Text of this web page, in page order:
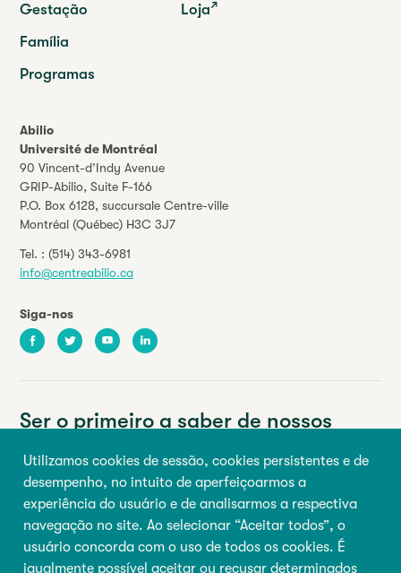
Utilizamos cookies de sessão, cookies persistentes e de
desempenho, no intuito de aperfeiçoarmos a
experiência do usuário e de analisarmos a respectiva
navegação no site. Ao selecionar “Aceitar todos”, o
usuário concorda com o uso de todos os cookies. É
igualmente possível aceitar ou recusar determinados
Abilio
Université de Montréal
90 Vincent-d’Indy Avenue
GRIP-Abilio, Suite F-166
P.O. Box 6128, succursale Centre-ville
Montréal (Québec) H3C 3J7
Tel. : (514) 343-6981
info@centreabilio.ca
Siga-nos
FacebookTwitter YoutubeLinkedIn
Gestação
Família
Programas
Loja
Ser o primeiro a saber de nossos
Seu endereço de e-mail
Primeiro nome Último nome